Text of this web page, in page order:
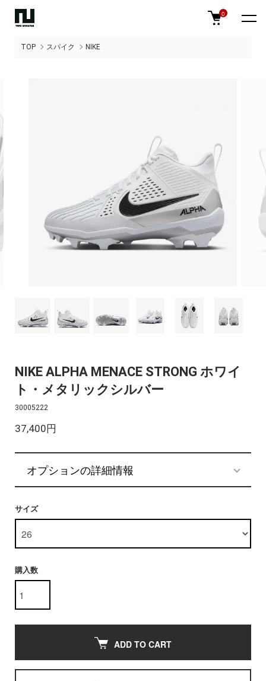
0
TOP スパイク NIKE
NIKE ALPHA MENACE STRONG ホワイ
ト・メタリックシルバー
30005222
37,400円
オプションの詳細情報
サイズ
購入数
ADD TO CART